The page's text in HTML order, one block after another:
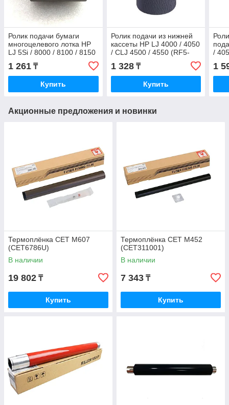
Ролик подачи бумаги
многоцелевого лотка HP
LJ 5Si / 8000 / 8100 / 8150
/ CP660 / Color 8500 (RB1-
6730)
1 261 ₸
Купить
Ролик подачи из нижней
кассеты HP LJ 4000 / 4050
/ CLJ 4500 / 4550 (RF5-
1885 / RF5-2490)
1 328₸
Купить
/
1
Акционные предложения и новинки
Термоплёнка CET M607
(CET6786U)
В наличии
19 802 ₸
Купить
Термоплёнка CET M452
(CET311001)
В наличии
7 343 ₸
Купить